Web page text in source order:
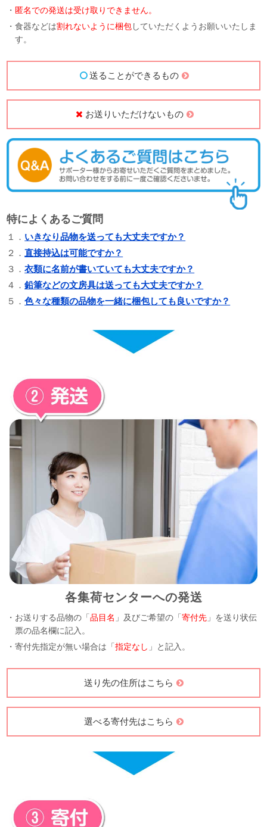
・ 匿名での発送は受け取りできません。
・食器などは割れないように梱包していただくようお願いいたしま
す。
送ることができるもの
お送りいただけないもの
特によくあるご質問
１． いきなり品物を送っても大丈夫ですか？
２．直接持込は可能ですか？
３．衣類に名前が書いていても大丈夫ですか？
４．鉛筆などの文房具は送っても大丈夫ですか？
５．色々な種類の品物を一緒に梱包しても良いですか？
各集荷センターへの発送
・お送りする品物の「品目名 」及びご希望の「寄付先 」を送り状伝
票の品名欄に記入。
・寄付先指定が無い場合は「指定なし 」と記入。
送り先の住所はこちら
選べる寄付先はこちら